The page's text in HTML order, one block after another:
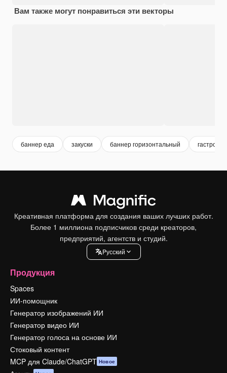
Вам также могут понравиться эти векторы
баннер еда закуски баннер горизонтальный
Креативная платформа для создания ваших лучших работ.
Более 1 миллиона подписчиков среди креаторов,
предприятий, агентств и студий.
Pусский
Продукция
Spaces
ИИ-помощник
Генератор изображений ИИ
Генератор видео ИИ
Генератор голоса на основе ИИ
Стоковый контент
MCP для Claude/ChatGPT Новое